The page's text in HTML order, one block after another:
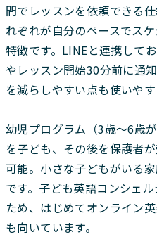
間でレッスンを依頼できる
れぞれが自分のペースでス
特徴です。LINEと連携して
やレッスン開始30分前に通
を減らしやすい点も使いやす
幼児プログラム（3歳〜6歳
を子ども、その後を保護者
可能。小さな子どもがいる
です。子ども英語コンシェ
ため、はじめてオンライン
も向いています。